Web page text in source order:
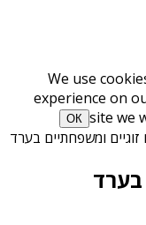
We use
experience on
site we
ОК
ומשפחתיים בערד
בערד